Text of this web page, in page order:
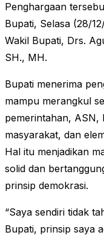
Penghargaan
Bupati, Selasa (28/
Wakil Bupati, Drs.
SH., MH.
Bupati menerima
mampu merangkul
pemerintahan, ASN,
masyarakat, dan
Hal itu menjadikan
solid dan
prinsip demokrasi.
“Saya sendiri tidak
Bupati, prinsip saya